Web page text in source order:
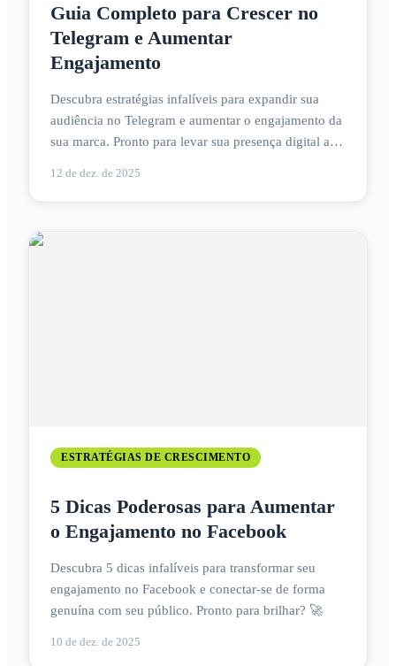
Guia Completo para Crescer no
Telegram e Aumentar
Engajamento
Descubra estratégias infalíveis para expandir sua
audiência no Telegram e aumentar o engajamento da
sua marca. Pronto para levar sua presença digital ao
12 de dez. de 2025
ESTRATÉGIAS DE CRESCIMENTO
5 Dicas Poderosas para Aumentar
o Engajamento no Facebook
Descubra 5 dicas infalíveis para transformar seu
engajamento no Facebook e conectar-se de forma
genuína com seu público. Pronto para brilhar? 🚀
10 de dez. de 2025